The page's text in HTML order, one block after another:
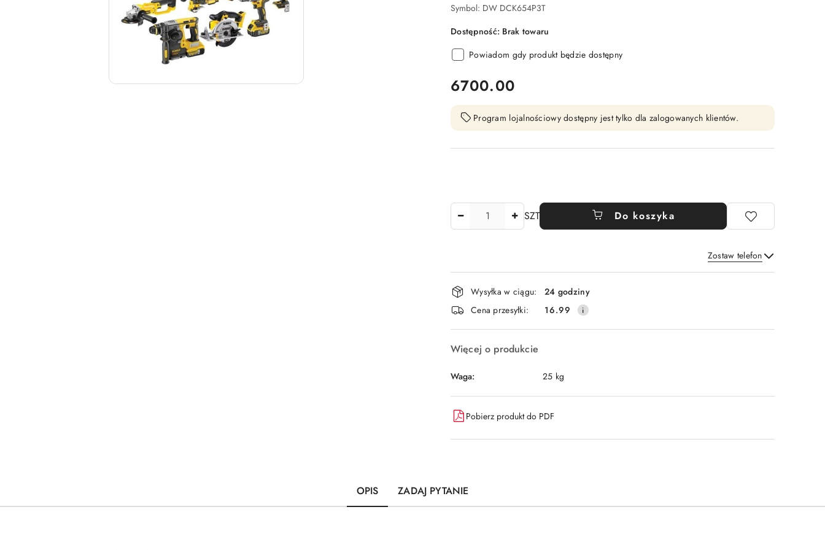
Symbol: DW DCK654P3T
Dostępność: Brak towaru
Powiadom gdy produkt będzie dostępny
cena:
6700.00
Program lojalnościowy dostępny jest tylko dla zalogowanych klientów.
SZT Do koszyka
Zostaw telefon
Wyślij
Dostępność
i
dostawa
Wysyłka w ciągu:
24 godziny
Cena przesyłki:
16.99
Więcej o produkcie
Waga: 25 kg
Pobierz produkt do PDF
OPIS ZADAJ PYTANIE